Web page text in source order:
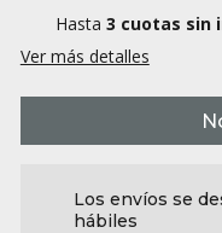
Hasta 3 cuotas sin
Ver más detalles
Los envíos se
hábiles